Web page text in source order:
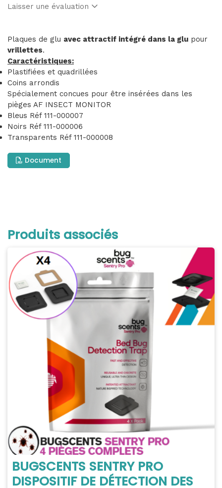
Laisser une évaluation
Plaques de glu avec attractif intégré dans la glu pour
vrillettes.
Caractéristiques:
Plastifiées et quadrillées
Coins arrondis
Spécialement concues pour être insérées dans les
pièges AF INSECT MONITOR
Bleus Réf 111-000007
Noirs Réf 111-000006
Transparents Réf 111-000008
Document
Produits associés
BUGSCENTS SENTRY PRO
DISPOSITIF DE DÉTECTION DES